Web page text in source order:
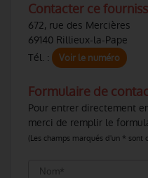
Contacter ce
672, rue des Mercières
69140 Rillieux-la-Pape
Tél. :
Voir le numéro
Formulaire de
Pour entrer directement
merci de remplir le
(Les champs marqués d'un * sont